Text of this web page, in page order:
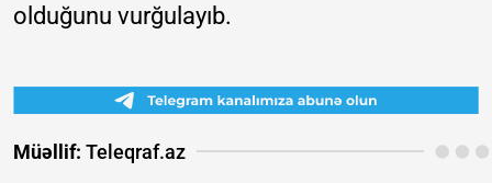
olduğunu vurğulayıb.
Müəllif: Teleqraf.az